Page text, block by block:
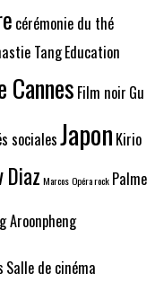
cérémonie du thé
TangEducation
Cannes Film noir Gu
socialesJapon Kirio
Diaz Marcos Opéra rock Palme
Aroonpheng
Salle de cinéma